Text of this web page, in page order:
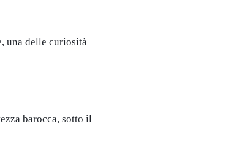
una delle curiosità
barocca, sotto il